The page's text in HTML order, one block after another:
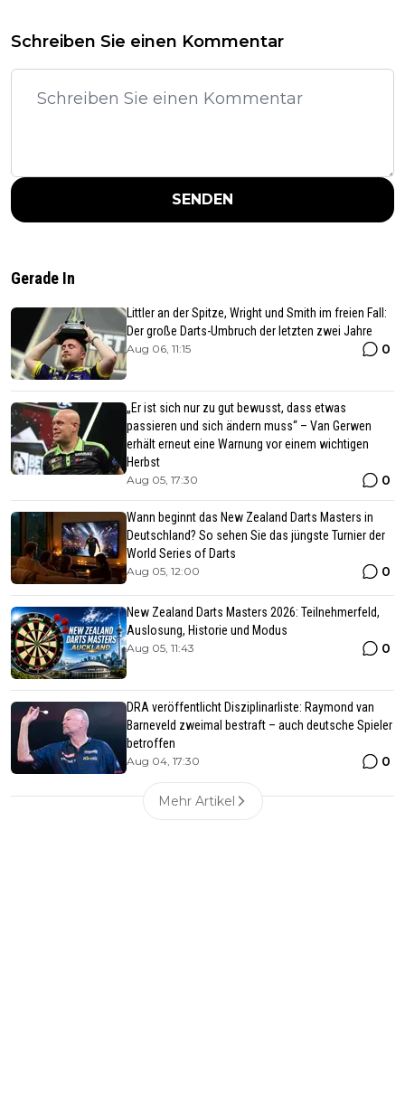
Schreiben Sie einen Kommentar
SENDEN
Gerade In
Littler an der Spitze, Wright und Smith im freien Fall:
Der große Darts-Umbruch der letzten zwei Jahre
Aug 06, 11:15 0
„Er ist sich nur zu gut bewusst, dass etwas
passieren und sich ändern muss“ – Van Gerwen
erhält erneut eine Warnung vor einem wichtigen
Herbst
Aug 05, 17:30 0
Wann beginnt das New Zealand Darts Masters in
Deutschland? So sehen Sie das jüngste Turnier der
World Series of Darts
Aug 05, 12:00 0
New Zealand Darts Masters 2026: Teilnehmerfeld,
Auslosung, Historie und Modus
Aug 05, 11:43 0
DRA veröffentlicht Disziplinarliste: Raymond van
Barneveld zweimal bestraft – auch deutsche Spieler
betroffen
Aug 04, 17:30 0
Mehr Artikel